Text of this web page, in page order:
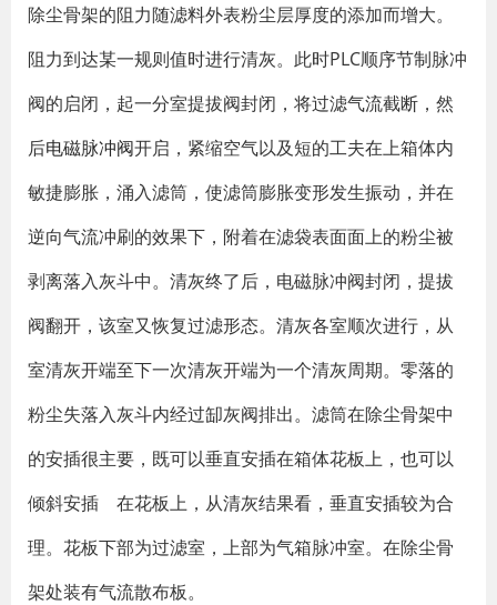
除尘骨架的阻力随滤料外表粉尘层厚度的添加而增大。
阻力到达某一规则值时进行清灰。此时PLC顺序节制脉冲
阀的启闭，起一分室提拔阀封闭，将过滤气流截断，然
后电磁脉冲阀开启，紧缩空气以及短的工夫在上箱体内
敏捷膨胀，涌入滤筒，使滤筒膨胀变形发生振动，并在
逆向气流冲刷的效果下，附着在滤袋表面面上的粉尘被
剥离落入灰斗中。清灰终了后，电磁脉冲阀封闭，提拔
阀翻开，该室又恢复过滤形态。清灰各室顺次进行，从
室清灰开端至下一次清灰开端为一个清灰周期。零落的
粉尘失落入灰斗内经过缷灰阀排出。滤筒在除尘骨架中
的安插很主要，既可以垂直安插在箱体花板上，也可以
倾斜安插 在花板上，从清灰结果看，垂直安插较为合
理。花板下部为过滤室，上部为气箱脉冲室。在除尘骨
架处装有气流散布板。